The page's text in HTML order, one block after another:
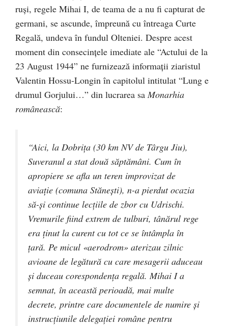
ruşi, regele Mihai I, de teama de a nu fi capturat de
germani, se ascunde, împreună cu întreaga Curte
Regală, undeva în fundul Olteniei. Despre acest
moment din consecinţele imediate ale “Actului de la
23 August 1944” ne furnizează informaţii ziaristul
Valentin Hossu-Longin în capitolul intitulat “Lung e
drumul Gorjului…” din lucrarea sa Monarhia
românească:
“Aici, la Dobriţa (30 km NV de Târgu Jiu),
Suveranul a stat două săptămâni. Cum în
apropiere se afla un teren improvizat de
aviaţie (comuna Stăneşti), n-a pierdut ocazia
să-şi continue lecţiile de zbor cu Udrischi.
Vremurile fiind extrem de tulburi, tânărul rege
era ţinut la curent cu tot ce se întâmpla în
ţară. Pe micul «aerodrom» aterizau zilnic
avioane de legătură cu care mesagerii aduceau
şi duceau corespondenţa regală. Mihai I a
semnat, în această perioadă, mai multe
decrete, printre care documentele de numire şi
instrucţiunile delegaţiei române pentru